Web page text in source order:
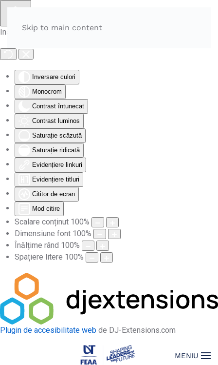
Instrumente de accesibilitate
Inversare culori
Monocrom
Contrast întunecat
Contrast luminos
Saturație scăzută
Saturație ridicată
Evidențiere linkuri
Evidențiere titluri
Cititor de ecran
Mod citire
Scalare conținut 100%
Dimensiune font 100%
Înălțime rând 100%
Spațiere litere 100%
Plugin de accesibilitate web de DJ-Extensions.com
Skip to main content
MENIU